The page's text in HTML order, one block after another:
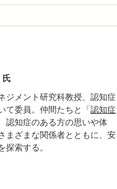
氏
ジメント研究科教授、認知症
て委員。仲間たちと「認知症
認知症のある方の思いや体
まざまな関係者とともに、安
探索する。